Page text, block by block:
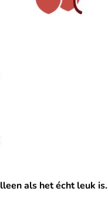
als het écht leuk is.